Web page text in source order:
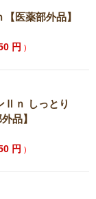
医薬部外品】
円)
Ⅱｎ しっとり
品】
円)